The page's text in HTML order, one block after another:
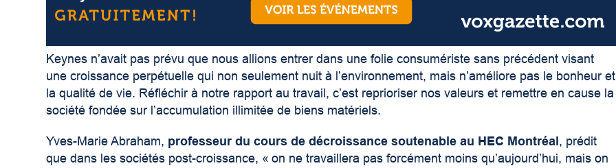
Keynes n’avait pas prévu que nous allions entrer dans une folie consumériste sans précédent visant
une croissance perpétuelle qui non seulement nuit à l’environnement, mais n’améliore pas le bonheur et
la qualité de vie. Réfléchir à notre rapport au travail, c’est reprioriser nos valeurs et remettre en cause la
société fondée sur l’accumulation illimitée de biens matériels.
Yves-Marie Abraham, professeur du cours de décroissance soutenable au HEC Montréal , prédit
que dans les sociétés post-croissance, « on ne travaillera pas forcément moins qu’aujourd’hui, mais on